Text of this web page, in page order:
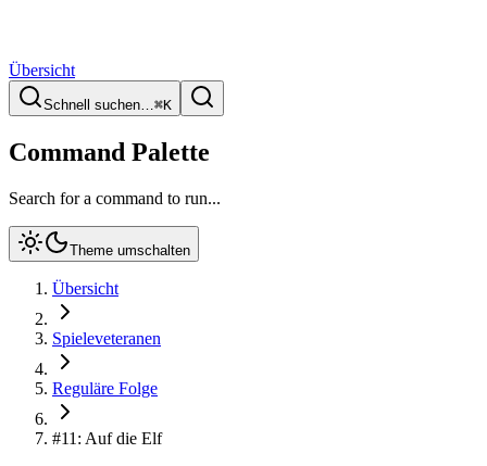
Übersicht
Schnell suchen…⌘K
Command Palette
Search for a command to run...
Theme umschalten
Übersicht
Spieleveteranen
Reguläre Folge
#11: Auf die Elf